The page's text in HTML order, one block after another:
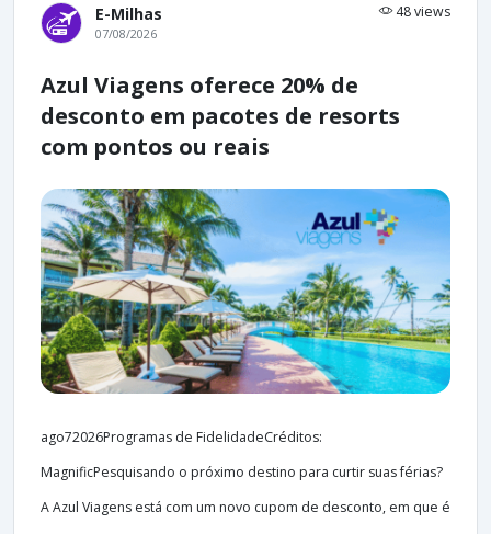
E-Milhas 48 views
07/08/2026
Azul Viagens oferece 20% de
desconto em pacotes de resorts
com pontos ou reais
ago72026Programas de FidelidadeCréditos:
MagnificPesquisando o próximo destino para curtir suas férias?
A Azul Viagens está com um novo cupom de desconto, em que é